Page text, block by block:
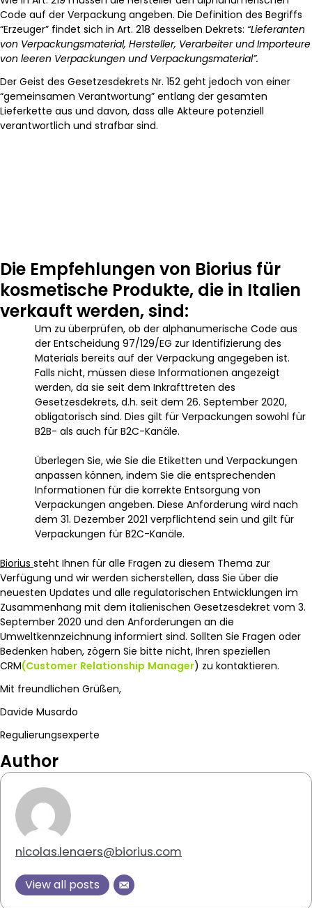
Code auf der Verpackung angeben. Die Definition des Begriffs
“Erzeuger” findet sich in Art. 218 desselben Dekrets: “Lieferanten
von Verpackungsmaterial, Hersteller, Verarbeiter und Importeure
von leeren Verpackungen und Verpackungsmaterial”.
Der Geist des Gesetzesdekrets Nr. 152 geht jedoch von einer
“gemeinsamen Verantwortung” entlang der gesamten
Lieferkette aus und davon, dass alle Akteure potenziell
verantwortlich und strafbar sind.
Die Empfehlungen von Biorius für
kosmetische Produkte, die in Italien
verkauft werden, sind:
Um zu überprüfen, ob der alphanumerische Code aus
der Entscheidung 97/129/EG zur Identifizierung des
Materials bereits auf der Verpackung angegeben ist.
Falls nicht, müssen diese Informationen angezeigt
werden, da sie seit dem Inkrafttreten des
Gesetzesdekrets, d.h. seit dem 26. September 2020,
obligatorisch sind. Dies gilt für Verpackungen sowohl für
B2B- als auch für B2C-Kanäle.
Überlegen Sie, wie Sie die Etiketten und Verpackungen
anpassen können, indem Sie die entsprechenden
Informationen für die korrekte Entsorgung von
Verpackungen angeben. Diese Anforderung wird nach
dem 31. Dezember 2021 verpflichtend sein und gilt für
Verpackungen für B2C-Kanäle.
Biorius steht Ihnen für alle Fragen zu diesem Thema zur
Verfügung und wir werden sicherstellen, dass Sie über die
neuesten Updates und alle regulatorischen Entwicklungen im
Zusammenhang mit dem italienischen Gesetzesdekret vom 3.
September 2020 und den Anforderungen an die
Umweltkennzeichnung informiert sind. Sollten Sie Fragen oder
Bedenken haben, zögern Sie bitte nicht, Ihren speziellen
CRM(Customer Relationship Manager) zu kontaktieren.
Mit freundlichen Grüßen,
Davide Musardo
Regulierungsexperte
Author
nicolas.lenaers@biorius.com
View all posts